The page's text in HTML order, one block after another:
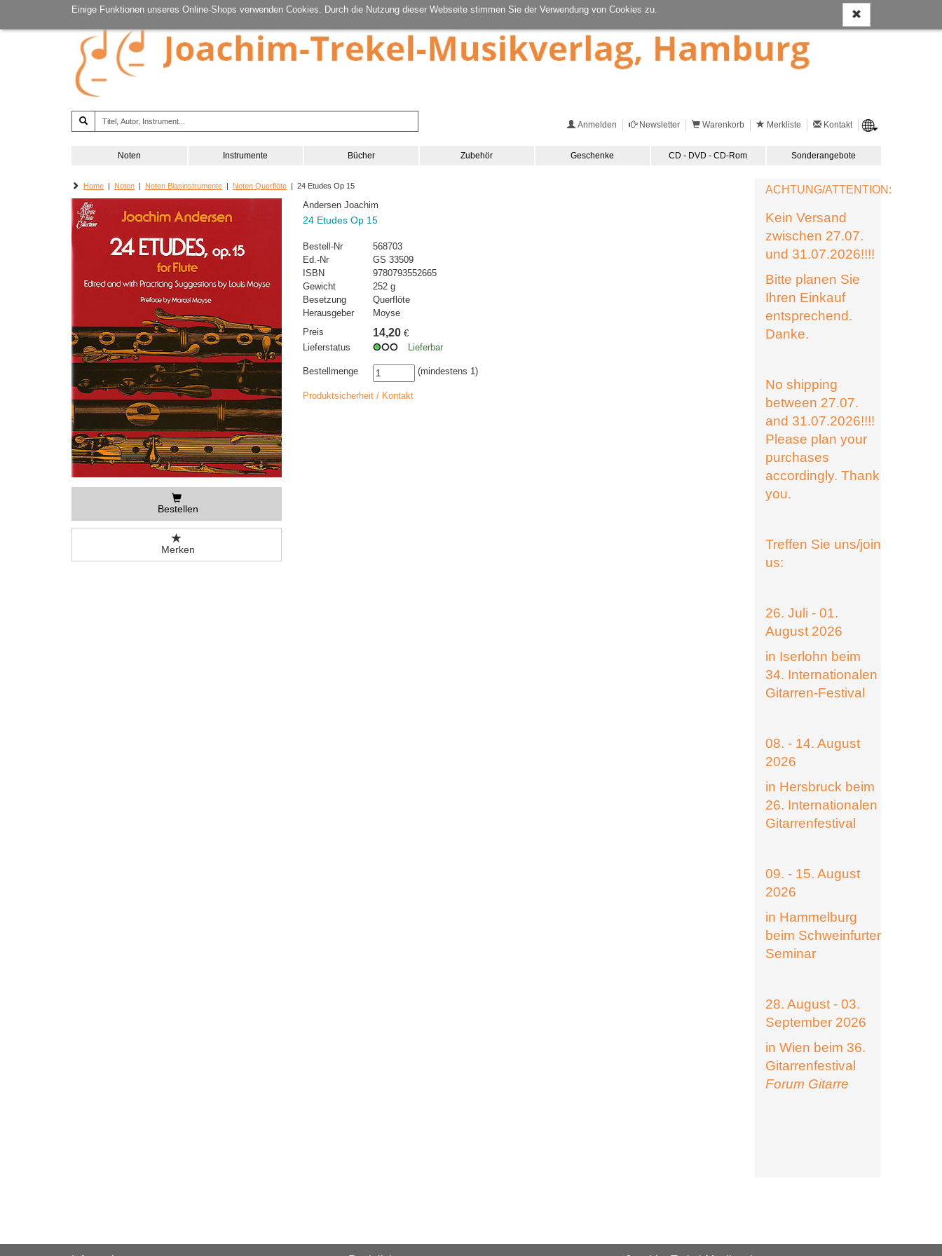
Einige Funktionen unseres Online-Shops verwenden Cookies. Durch die Nutzung dieser Webseite stimmen Sie der Verwendung von Cookies zu.
Anmelden Newsletter Warenkorb Merkliste Kontakt
Noten Instrumente Bücher Zubehör Geschenke CD - DVD - CD-Rom Sonderangebote
Home | Noten | Noten Blasinstrumente | Noten Querflöte | 24 Etudes Op 15
Bestellen
Merken
Andersen Joachim
24 Etudes Op 15
Bestell-Nr
568703
Ed.-Nr
GS 33509
ISBN
9780793552665
Gewicht
252 g
Besetzung
Querflöte
Herausgeber
Moyse
Preis
14,20 €
Lieferstatus
Lieferbar
Bestellmenge (mindestens 1)
Produktsicherheit / Kontakt
ACHTUNG/ATTENTION:
Kein Versand
zwischen 27.07.
und 31.07.2026!!!!
Bitte planen Sie
Ihren Einkauf
entsprechend.
Danke.
No shipping
between 27.07.
and 31.07.2026!!!!
Please plan your
purchases
accordingly. Thank
you.
Treffen Sie uns/join
us:
26. Juli - 01.
August 2026
in Iserlohn beim
34. Internationalen
Gitarren-Festival
08. - 14. August
2026
in Hersbruck beim
26. Internationalen
Gitarrenfestival
09. - 15. August
2026
in Hammelburg
beim Schweinfurter
Seminar
28. August - 03.
September 2026
in Wien beim 36.
Gitarrenfestival
Forum Gitarre